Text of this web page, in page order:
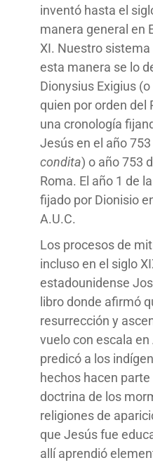
inventó hasta el
manera general en
XI. Nuestro
esta manera se lo
Dionysius Exigius
quien por orden del
una cronología
Jesús en el año 753
condita) o año 753
Roma. El año 1 de
fijado por Dionisio
A.U.C.
Los procesos de
incluso en el siglo
estadounidense
libro donde afirmó
resurrección y
vuelo con escala
predicó a los
hechos hacen
doctrina de los
religiones de
que Jesús fue
allí aprendió